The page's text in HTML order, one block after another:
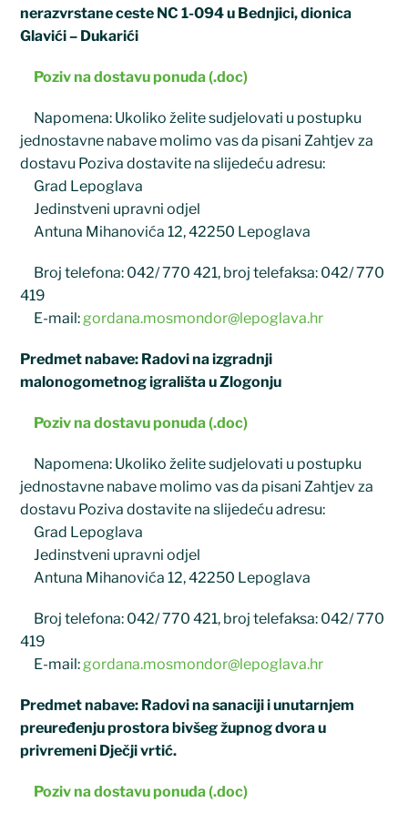
nerazvrstane ceste NC 1-094 u Bednjici, dionica
Glavići – Dukarići
Poziv na dostavu ponuda (.doc)
Napomena: Ukoliko želite sudjelovati u postupku
jednostavne nabave molimo vas da pisani Zahtjev za
dostavu Poziva dostavite na slijedeću adresu:
Grad Lepoglava
Jedinstveni upravni odjel
Antuna Mihanovića 12, 42250 Lepoglava
Broj telefona: 042/ 770 421, broj telefaksa: 042/ 770
419
E-mail:gordana.mosmondor@lepoglava.hr
Predmet nabave: Radovi na izgradnji
malonogometnog igrališta u Zlogonju
Poziv na dostavu ponuda (.doc)
Napomena: Ukoliko želite sudjelovati u postupku
jednostavne nabave molimo vas da pisani Zahtjev za
dostavu Poziva dostavite na slijedeću adresu:
Grad Lepoglava
Jedinstveni upravni odjel
Antuna Mihanovića 12, 42250 Lepoglava
Broj telefona: 042/ 770 421, broj telefaksa: 042/ 770
419
E-mail:gordana.mosmondor@lepoglava.hr
Predmet nabave: Radovi na sanaciji i unutarnjem
preuređenju prostora bivšeg župnog dvora u
privremeni Dječji vrtić.
Poziv na dostavu ponuda (.doc)